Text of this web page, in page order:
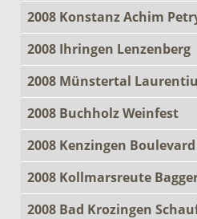
2008 Konstanz Achim
2008 Ihringen Lenzenberg
2008 Münstertal
2008 Buchholz Weinfest
2008 Kenzingen
2008 Kollmarsreute
2008 Bad Krozingen